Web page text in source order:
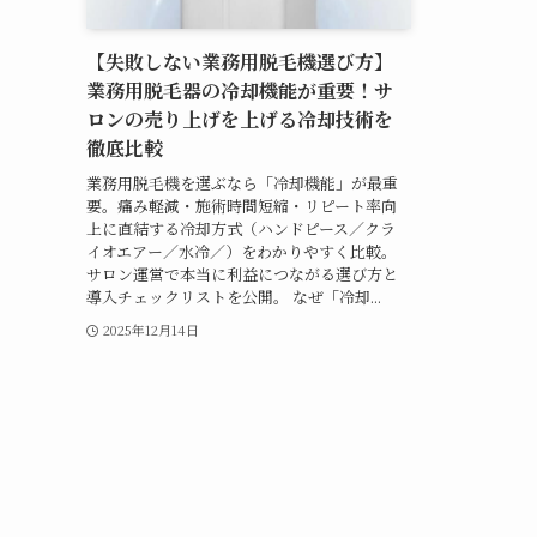
【失敗しない業務用脱毛機選び方】
業務用脱毛器の冷却機能が重要！サ
ロンの売り上げを上げる冷却技術を
徹底比較
業務用脱毛機を選ぶなら「冷却機能」が最重
要。痛み軽減・施術時間短縮・リピート率向
上に直結する冷却方式（ハンドピース／クラ
イオエアー／水冷／）をわかりやすく比較。
サロン運営で本当に利益につながる選び方と
導入チェックリストを公開。 なぜ「冷却...
2025年12月14日